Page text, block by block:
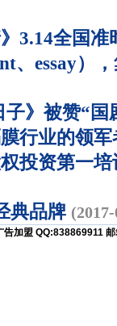
3.14全国准
、essay）
》被赞“国
行业的领军
投资第一
典品牌
告加盟 QQ:838869911